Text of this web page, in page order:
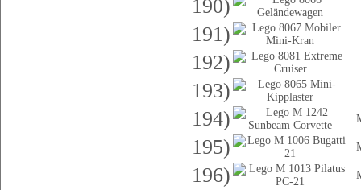
190)
191)
192)
193)
194)
195)
196)